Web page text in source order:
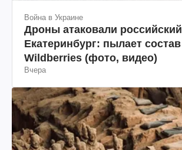
Война в Украине
Дроны атаковали российский
Екатеринбург: пылает состав
Wildberries (фото, видео)
Вчера